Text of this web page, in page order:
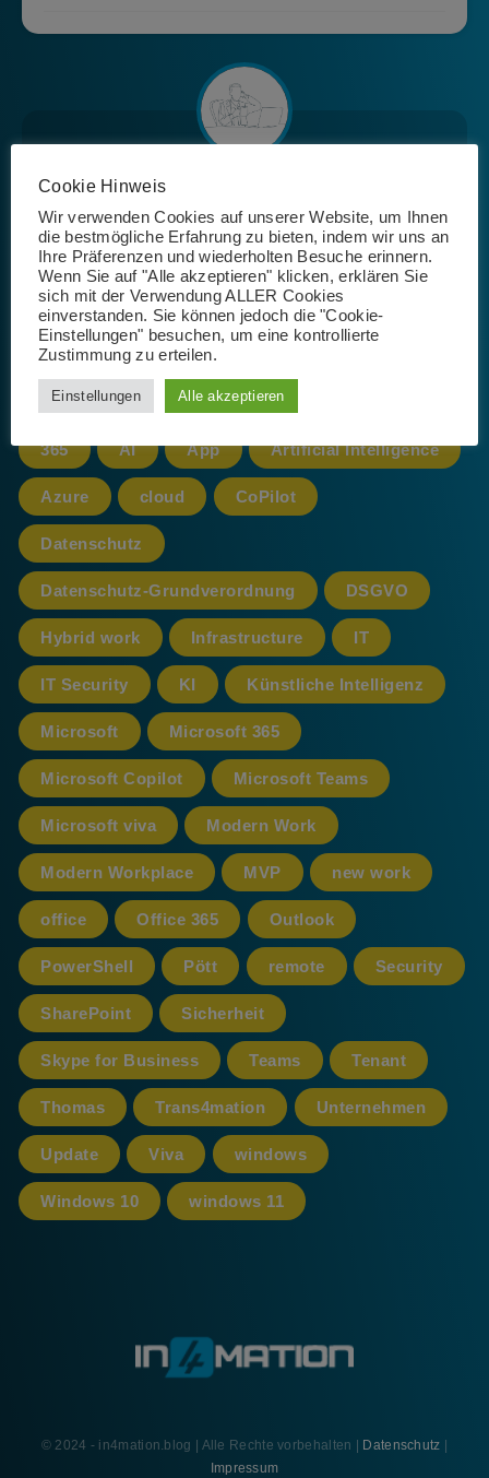
Schlagwörter
365 AI App Artificial Intelligence
Azure cloud CoPilot
Datenschutz
Datenschutz-Grundverordnung DSGVO
Hybrid work Infrastructure IT
IT Security KI Künstliche Intelligenz
Microsoft Microsoft 365
Microsoft Copilot Microsoft Teams
Microsoft viva Modern Work
Modern Workplace MVP new work
office Office 365 Outlook
PowerShell Pött remote Security
SharePoint Sicherheit
Skype for Business Teams Tenant
Thomas Trans4mation Unternehmen
Update Viva windows
Windows 10 windows 11
© 2024 - in4mation.blog | Alle Rechte vorbehalten | Datenschutz
Impressum
Cookie Hinweis
Wir verwenden Cookies auf unserer Website, um Ihnen
die bestmögliche Erfahrung zu bieten, indem wir uns an
Ihre Präferenzen und wiederholten Besuche erinnern.
Wenn Sie auf "Alle akzeptieren" klicken, erklären Sie
sich mit der Verwendung ALLER Cookies
einverstanden. Sie können jedoch die "Cookie-
Einstellungen" besuchen, um eine kontrollierte
Zustimmung zu erteilen.
Einstellungen Alle akzeptieren